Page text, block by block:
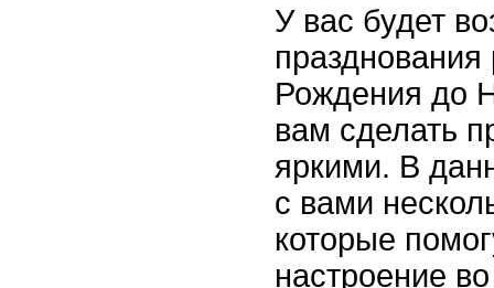
У вас будет
Рождения до
вам сделать
яркими. В
с вами
которые
настроение